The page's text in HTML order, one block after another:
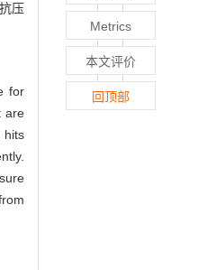
压
for
are
hits
Metrics
本文评价
回顶部